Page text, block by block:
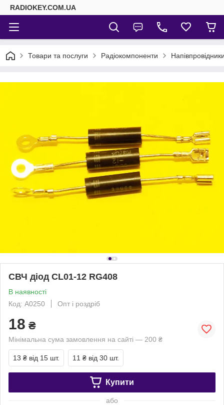
RADIOKEY.COM.UA
Товари та послуги Радіокомпоненти
СВЧ діод CL01-12 RG408
В наявності
Код: A0250
Опт і роздріб
18 ₴
Мінімальна сума замовлення на сайті — 200 ₴
13 ₴ від 15 шт. 11 ₴ від 30 шт.
Купити
або